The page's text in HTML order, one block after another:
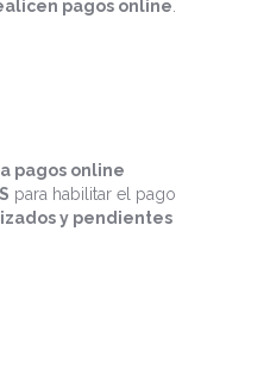
pagos online
pagos online
para habilitar el pago
y pendientes